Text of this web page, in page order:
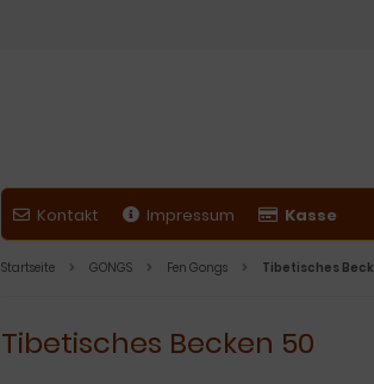
Kontakt Impressum Kasse
Startseite GONGS Fen Gongs Tibetisches
Tibetisches Becken 50